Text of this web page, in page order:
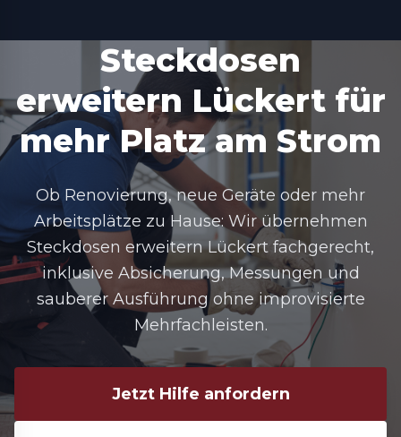
Steckdosen
erweitern Lückert für
mehr Platz am Strom
Ob Renovierung, neue Geräte oder mehr
Arbeitsplätze zu Hause: Wir übernehmen
Steckdosen erweitern Lückert fachgerecht,
inklusive Absicherung, Messungen und
sauberer Ausführung ohne improvisierte
Mehrfachleisten.
Jetzt Hilfe anfordern